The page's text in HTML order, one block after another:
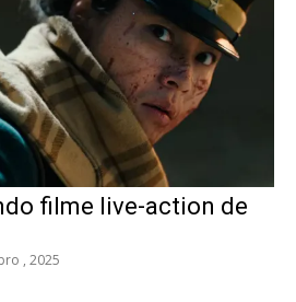
filme live-action de
, 2025